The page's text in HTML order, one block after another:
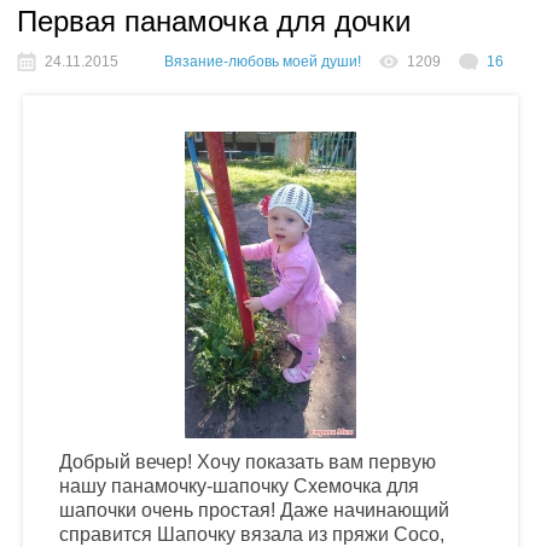
Первая панамочка для дочки
24.11.2015 Вязание-любовь моей души! 1209 16
Добрый вечер! Хочу показать вам первую
нашу панамочку-шапочку Схемочка для
шапочки очень простая! Даже начинающий
справится Шапочку вязала из пряжи Coco,